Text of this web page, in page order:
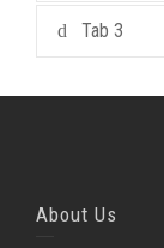
Tab 3
About Us